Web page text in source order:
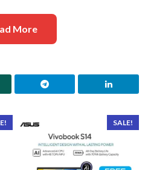
More
SALE!